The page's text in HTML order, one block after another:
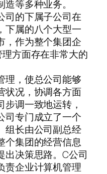
等多种业务。
司的下属子公司在
下属的八个大型一
，作为整个集团企
方面存在非常大的
理，使总公司能够
状况，协调各方面
调一致地运转，
司专门成立了一个
组长由公司副总经
个集团的经营信息
出决策思路。C公司
责企业计算机管理